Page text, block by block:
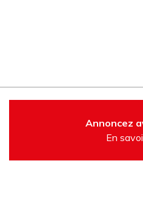
Annoncez
En